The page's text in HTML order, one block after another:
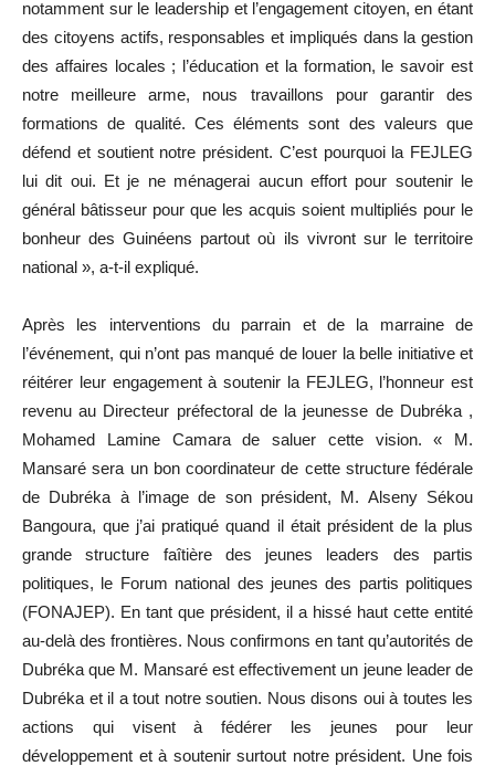
notamment sur le leadership et l’engagement citoyen, en étant
des citoyens actifs, responsables et impliqués dans la gestion
des affaires locales ; l’éducation et la formation, le savoir est
notre meilleure arme, nous travaillons pour garantir des
formations de qualité. Ces éléments sont des valeurs que
défend et soutient notre président. C’est pourquoi la FEJLEG
lui dit oui. Et je ne ménagerai aucun effort pour soutenir le
général bâtisseur pour que les acquis soient multipliés pour le
bonheur des Guinéens partout où ils vivront sur le territoire
national », a-t-il expliqué.
Après les interventions du parrain et de la marraine de
l’événement, qui n’ont pas manqué de louer la belle initiative et
réitérer leur engagement à soutenir la FEJLEG, l’honneur est
revenu au Directeur préfectoral de la jeunesse de Dubréka ,
Mohamed Lamine Camara de saluer cette vision. « M.
Mansaré sera un bon coordinateur de cette structure fédérale
de Dubréka à l’image de son président, M. Alseny Sékou
Bangoura, que j’ai pratiqué quand il était président de la plus
grande structure faîtière des jeunes leaders des partis
politiques, le Forum national des jeunes des partis politiques
(FONAJEP). En tant que président, il a hissé haut cette entité
au-delà des frontières. Nous confirmons en tant qu’autorités de
Dubréka que M. Mansaré est effectivement un jeune leader de
Dubréka et il a tout notre soutien. Nous disons oui à toutes les
actions qui visent à fédérer les jeunes pour leur
développement et à soutenir surtout notre président. Une fois